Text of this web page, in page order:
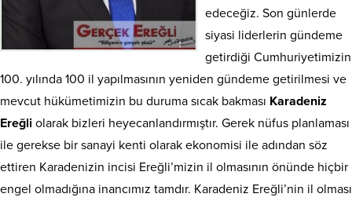
edeceğiz. Son günlerde
siyasi liderlerin gündeme
getirdiği Cumhuriyetimizin
100. yılında 100 il yapılmasının yeniden gündeme getirilmesi ve
mevcut hükümetimizin bu duruma sıcak bakması Karadeniz
Ereğli olarak bizleri heyecanlandırmıştır. Gerek nüfus planlaması
ile gerekse bir sanayi kenti olarak ekonomisi ile adından söz
ettiren Karadenizin incisi Ereğli’mizin il olmasının önünde hiçbir
engel olmadığına inancımız tamdır. Karadeniz Ereğli’nin il olması